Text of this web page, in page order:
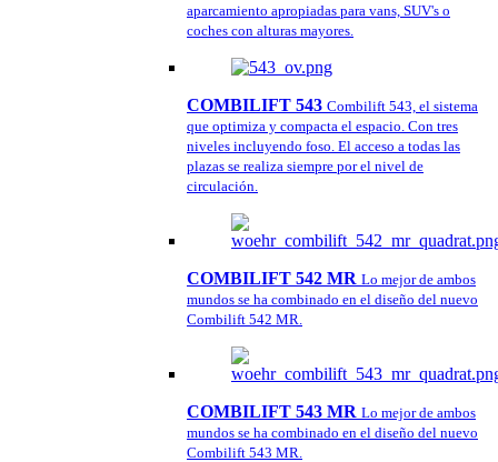
aparcamiento apropiadas para vans, SUV's o
coches con alturas mayores.
COMBILIFT 543 Combilift 543, el sistema
que optimiza y compacta el espacio. Con tres
niveles incluyendo foso. El acceso a todas las
plazas se realiza siempre por el nivel de
circulación.
COMBILIFT 542 MR Lo mejor de ambos
mundos se ha combinado en el diseño del nuevo
Combilift 542 MR.
COMBILIFT 543 MR Lo mejor de ambos
mundos se ha combinado en el diseño del nuevo
Combilift 543 MR.